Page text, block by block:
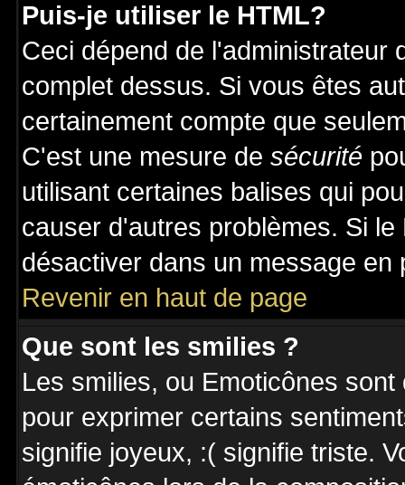
Puis-je utiliser le HTML?
Ceci dépend de l'administrateur
complet dessus. Si vous êtes
certainement compte que
C'est une mesure de sécurité
utilisant certaines balises qui
causer d'autres problèmes. Si
désactiver dans un message
Revenir en haut de page
Que sont les smilies ?
Les smilies, ou Emoticônes
pour exprimer certains
signifie joyeux, :( signifie triste.